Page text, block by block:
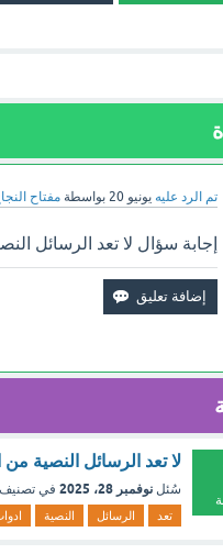
تم الرد عليه يونيو 20 بواسطة مفتاح
إجابة سؤال لا تعد الرسائل
لا تعد الرسائل النصية
سُئل نوفمبر 28، 2025 في تصنيف
تعد الرسائل النصية